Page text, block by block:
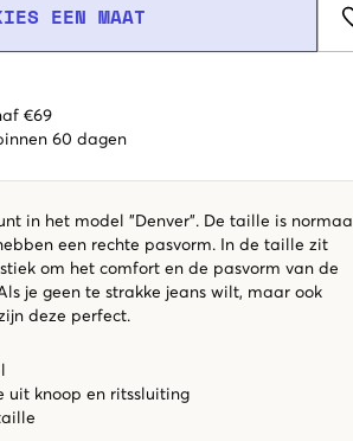
EEN MAAT
€69
60 dagen
in het model "Denver". De taille is normaal
een rechte pasvorm. In de taille zit
om het comfort en de pasvorm van de
je geen te strakke jeans wilt, maar ook
deze perfect.
uit knoop en ritssluiting